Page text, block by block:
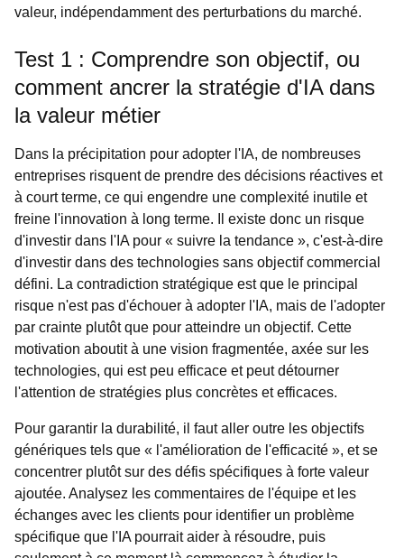
valeur, indépendamment des perturbations du marché.
Test 1 : Comprendre son objectif, ou
comment ancrer la stratégie d'IA dans
la valeur métier
Dans la précipitation pour adopter l'IA, de nombreuses
entreprises risquent de prendre des décisions réactives et
à court terme, ce qui engendre une complexité inutile et
freine l'innovation à long terme. Il existe donc un risque
d'investir dans l'IA pour « suivre la tendance », c'est-à-dire
d'investir dans des technologies sans objectif commercial
défini. La contradiction stratégique est que le principal
risque n'est pas d'échouer à adopter l'IA, mais de l'adopter
par crainte plutôt que pour atteindre un objectif. Cette
motivation aboutit à une vision fragmentée, axée sur les
technologies, qui est peu efficace et peut détourner
l'attention de stratégies plus concrètes et efficaces.
Pour garantir la durabilité, il faut aller outre les objectifs
génériques tels que « l'amélioration de l'efficacité », et se
concentrer plutôt sur des défis spécifiques à forte valeur
ajoutée. Analysez les commentaires de l'équipe et les
échanges avec les clients pour identifier un problème
spécifique que l'IA pourrait aider à résoudre, puis